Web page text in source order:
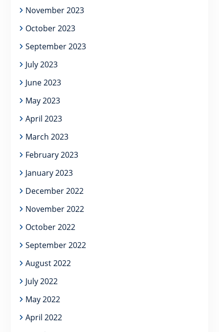
November 2023
October 2023
September 2023
July 2023
June 2023
May 2023
April 2023
March 2023
February 2023
January 2023
December 2022
November 2022
October 2022
September 2022
August 2022
July 2022
May 2022
April 2022